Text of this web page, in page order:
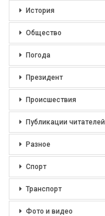
История
Общество
Погода
Президент
Происшествия
Публикации читателей
Разное
Спорт
Транспорт
Фото и видео